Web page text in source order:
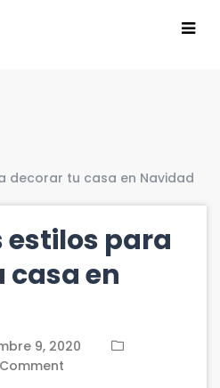
decorar tu casa en Navidad
estilos para
casa en
9, 2020